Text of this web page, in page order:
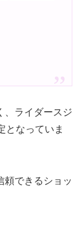
、ライダースジ
となっていま
頼できるショッ